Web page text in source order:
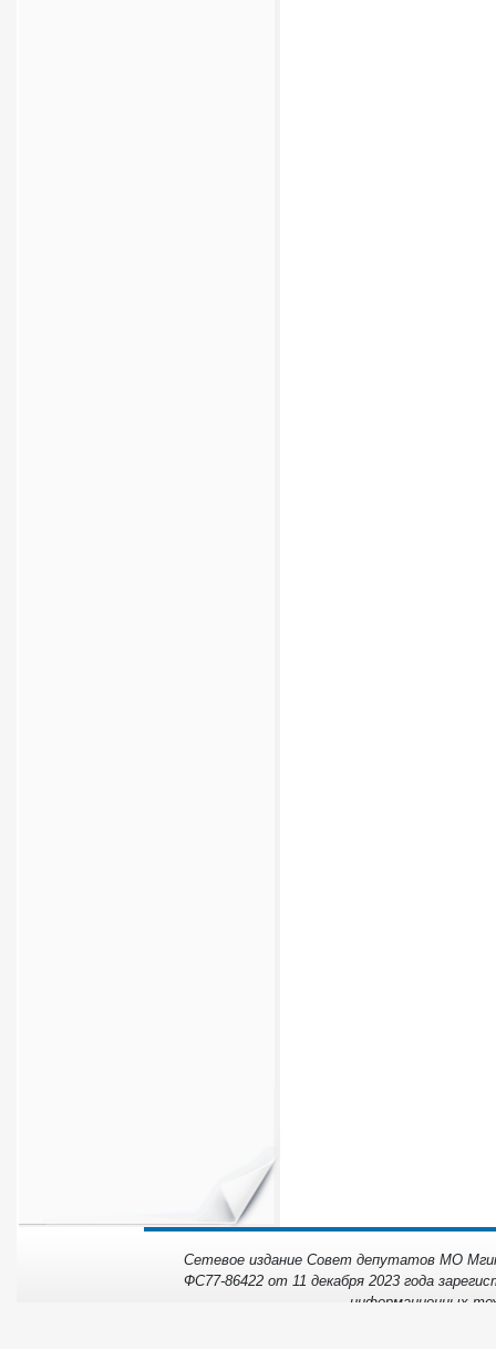
Сетевое издание Совет депутатов МО
ФС77-86422 от 11 декабря 2023 года
информационных